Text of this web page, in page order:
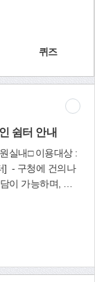
퀴즈
쉼터 안내
] - 구청에 건의나
이 가능하며, 도
을 제출 [민원인
300권), 인터넷
척척민원상담센